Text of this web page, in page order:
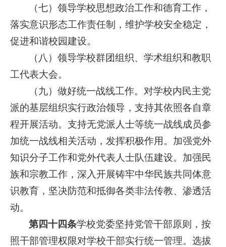
（七）领导学校思想政治工作和德育工作，
落实意识形态工作责任制，维护学校安全稳定，
促进和谐校园建设。
（八）领导学校群团组织、学术组织和教职
工代表大会。
（九）做好统一战线工作。对学校内民主党
派的基层组织实行政治领导，支持其依照各自章
程开展活动。支持无党派人士等统一战线成员参
加统一战线相关活动，发挥积极作用。加强党外
知识分子工作和党外代表人士队伍建设。加强民
族和宗教工作，深入开展铸牢中华民族共同体意
识教育，坚决防范和抵御各类非法传教、渗透活
动。
第四十四条学校党委坚持党管干部原则，按
照干部管理权限对学校干部实行统一管理。选拔